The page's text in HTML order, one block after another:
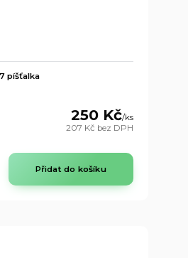
píšťalka
250 Kč/ks
207 Kč bez DPH
Přidat do košíku